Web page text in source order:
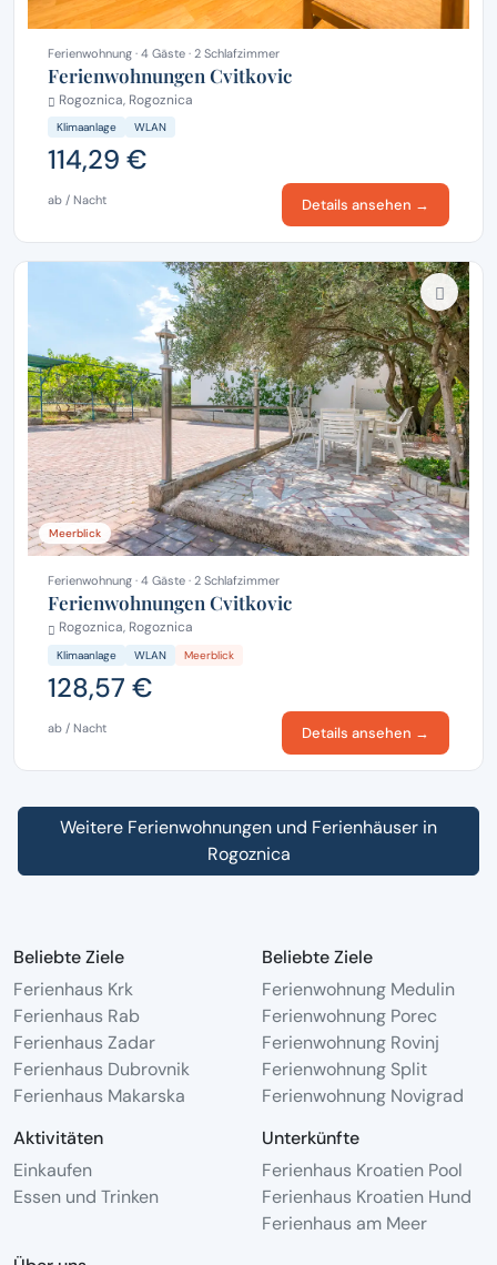
Ferienwohnung · 4 Gäste · 2 Schlafzimmer
Ferienwohnungen Cvitkovic
Rogoznica, Rogoznica
Klimaanlage WLAN
114,29 €
ab / Nacht Details ansehen →
Meerblick
Ferienwohnung · 4 Gäste · 2 Schlafzimmer
Ferienwohnungen Cvitkovic
Rogoznica, Rogoznica
Klimaanlage WLAN Meerblick
128,57 €
ab / Nacht Details ansehen →
Weitere Ferienwohnungen und Ferienhäuser in
Rogoznica
Beliebte Ziele
Ferienhaus Krk
Ferienhaus Rab
Ferienhaus Zadar
Ferienhaus Dubrovnik
Ferienhaus Makarska
Beliebte Ziele
Ferienwohnung Medulin
Ferienwohnung Porec
Ferienwohnung Rovinj
Ferienwohnung Split
Ferienwohnung Novigrad
Aktivitäten
Einkaufen
Essen und Trinken
Unterkünfte
Ferienhaus Kroatien Pool
Ferienhaus Kroatien Hund
Ferienhaus am Meer